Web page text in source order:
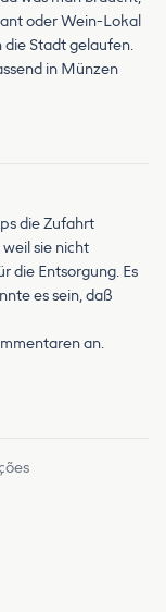
oder Wein-Lokal
die Stadt gelaufen.
in Münzen
die Zufahrt
sie nicht
die Entsorgung. Es
es sein, daß
an.